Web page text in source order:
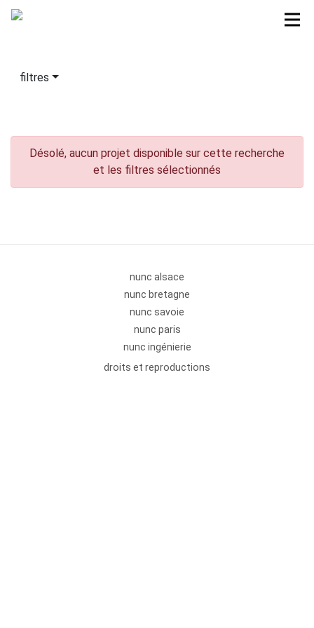
filtres
Désolé, aucun projet disponible sur cette recherche
et les filtres sélectionnés
nunc alsace
nunc bretagne
nunc savoie
nunc paris
nunc ingénierie
droits et reproductions